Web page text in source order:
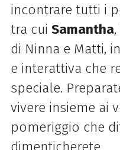
incontrare tutti i
tra cui Samantha,
di Ninna e Matti,
e interattiva che
speciale.
vivere insieme ai
pomeriggio che
dimenticherete.